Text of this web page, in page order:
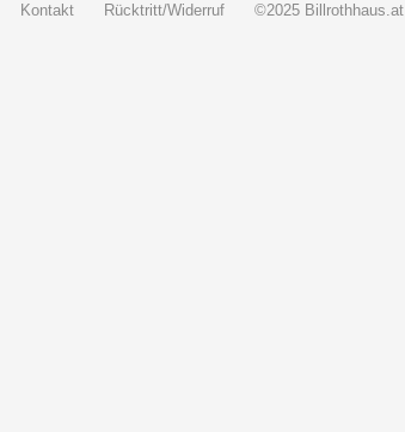
Kontakt Rücktritt/Widerruf ©2025 Billrothhaus.at